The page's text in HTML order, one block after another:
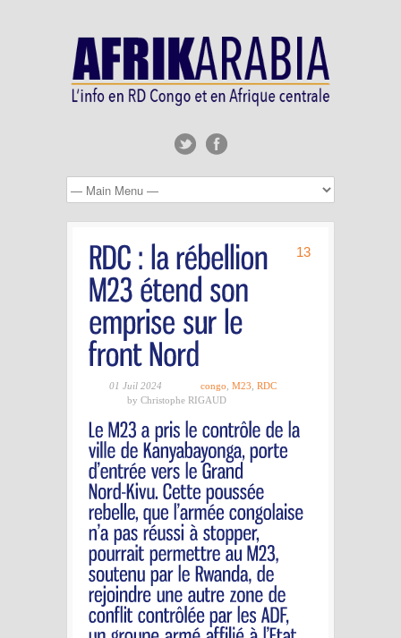
13
01 Juil 2024 congo M23 RDC
by Christophe RIGAUD